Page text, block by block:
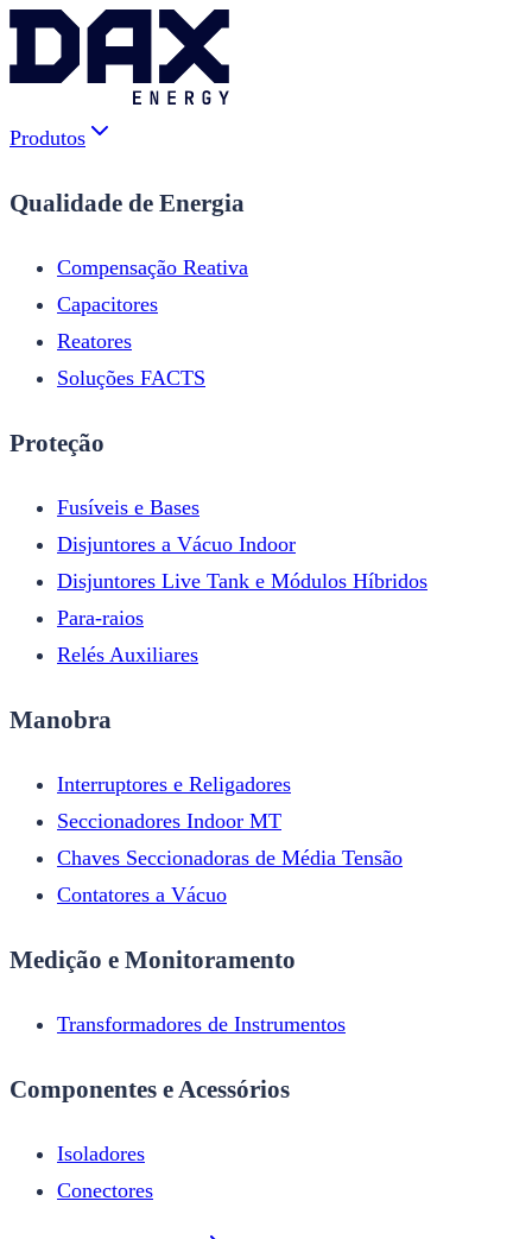
Produtos
Qualidade de Energia
Compensação Reativa
Capacitores
Reatores
Soluções FACTS
Proteção
Fusíveis e Bases
Disjuntores a Vácuo Indoor
Disjuntores Live Tank e Módulos Híbridos
Para-raios
Relés Auxiliares
Manobra
Interruptores e Religadores
Seccionadores Indoor MT
Chaves Seccionadoras de Média Tensão
Contatores a Vácuo
Medição e Monitoramento
Transformadores de Instrumentos
Componentes e Acessórios
Isoladores
Conectores